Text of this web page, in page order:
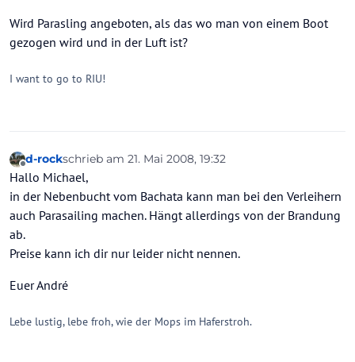
Wird Parasling angeboten, als das wo man von einem Boot
gezogen wird und in der Luft ist?
I want to go to RIU!
Offline
d-rockschrieb am 21. Mai 2008, 19:32
zuletzt editiert von
Hallo Michael,
in der Nebenbucht vom Bachata kann man bei den Verleihern
auch Parasailing machen. Hängt allerdings von der Brandung
ab.
Preise kann ich dir nur leider nicht nennen.
Euer André
Lebe lustig, lebe froh, wie der Mops im Haferstroh.